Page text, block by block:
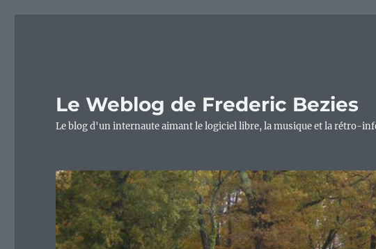
Le Weblog de Frederic Bezies
Le blog d'un internaute aimant le logiciel libre, la musique et la rétro-